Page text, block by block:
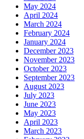
May 2024
April 2024
March 2024
February 2024
January 2024
December 2023
November 2023
October 2023
September 2023
August 2023
July 2023
June 2023
May 2023
April 2023
March 2023